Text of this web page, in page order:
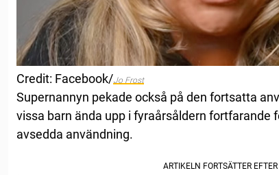
Credit: Facebook/Jo Frost
Supernannyn pekade också på den fortsatta
vissa barn ända upp i fyraårsåldern fortfarande
avsedda användning.